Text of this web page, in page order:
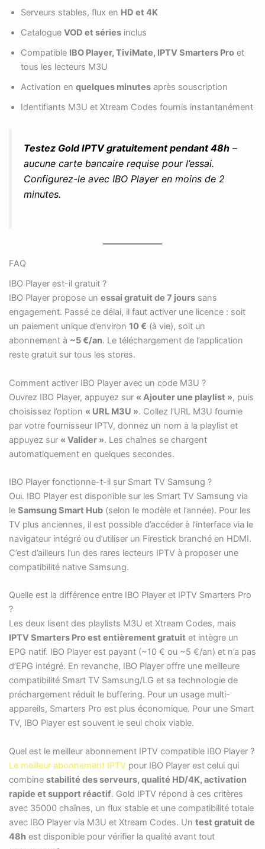
Serveurs stables, flux en HD et 4K
Catalogue VOD et sériesinclus
Compatible IBO Player, TiviMate, IPTV Smarters Proet
tous les lecteurs M3U
Activation en quelques minutesaprès souscription
Identifiants M3U et Xtream Codes fournis instantanément
Testez Gold IPTV gratuitement pendant 48h–
aucune carte bancaire requise pour l’essai.
Configurez-le avec IBO Player en moins de 2
minutes.
FAQ
IBO Player est-il gratuit ?
IBO Player propose un essai gratuit de 7 jourssans
engagement. Passé ce délai, il faut activer une licence : soit
un paiement unique d’environ 10 € (à vie), soit un
abonnement à ~5 €/an. Le téléchargement de l’application
reste gratuit sur tous les stores.
Comment activer IBO Player avec un code M3U ?
Ouvrez IBO Player, appuyez sur « Ajouter une playlist », puis
choisissez l’option « URL M3U ». Collez l’URL M3U fournie
par votre fournisseur IPTV, donnez un nom à la playlist et
appuyez sur « Valider ». Les chaînes se chargent
automatiquement en quelques secondes.
IBO Player fonctionne-t-il sur Smart TV Samsung ?
Oui. IBO Player est disponible sur les Smart TV Samsung via
le Samsung Smart Hub(selon le modèle et l’année). Pour les
TV plus anciennes, il est possible d’accéder à l’interface via le
navigateur intégré ou d’utiliser un Firestick branché en HDMI.
C’est d’ailleurs l’un des rares lecteurs IPTV à proposer une
compatibilité native Samsung.
Quelle est la différence entre IBO Player et IPTV Smarters Pro
?
Les deux lisent des playlists M3U et Xtream Codes, mais
IPTV Smarters Pro est entièrement gratuit et intègre un
EPG natif. IBO Player est payant (~10 € ou ~5 €/an) et n’a pas
d’EPG intégré. En revanche, IBO Player offre une meilleure
compatibilité Smart TV Samsung/LG et sa technologie de
préchargement réduit le buffering. Pour un usage multi-
appareils, Smarters Pro est plus économique. Pour une Smart
TV, IBO Player est souvent le seul choix viable.
Quel est le meilleur abonnement IPTV compatible IBO Player ?
Le meilleur abonnement IPTVpour IBO Player est celui qui
combine stabilité des serveurs, qualité HD/4K, activation
rapide et support réactif. Gold IPTV répond à ces critères
avec 35000 chaînes, un flux stable et une compatibilité totale
avec IBO Player via M3U et Xtream Codes. Un test gratuit de
48hest disponible pour vérifier la qualité avant tout